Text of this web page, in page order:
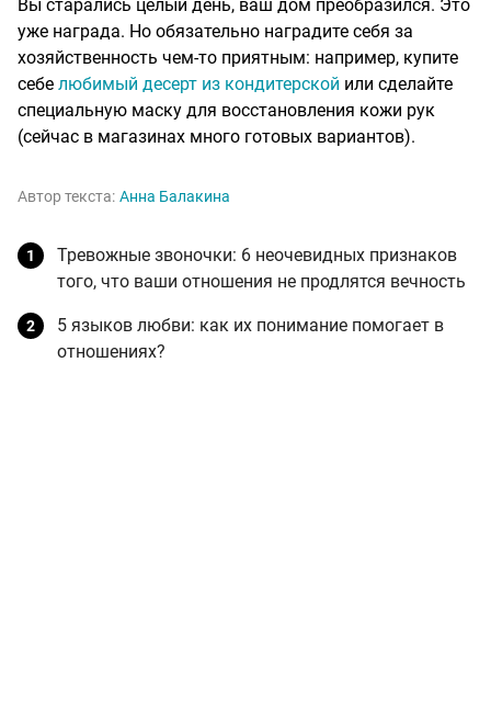
Вы старались целый день, ваш дом преобразился. Это
уже награда. Но обязательно наградите себя за
хозяйственность чем-то приятным: например, купите
себе любимый десерт из кондитерской или сделайте
специальную маску для восстановления кожи рук
(сейчас в магазинах много готовых вариантов).
Автор текста: Анна Балакина
Тревожные звоночки: 6 неочевидных признаков
того, что ваши отношения не продлятся вечность
5 языков любви: как их понимание помогает в
отношениях?